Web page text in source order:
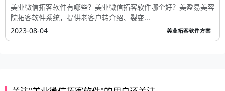
美业微信拓客软件有哪些？美业微信拓客软件哪个好？美盈易美容
院拓客软件系统，提供老客户转介绍、裂变...
2023-08-04
美业拓客软件方案